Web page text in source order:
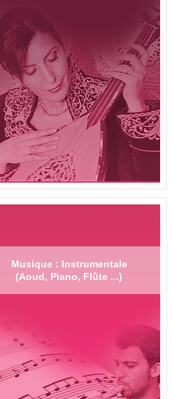
Musique : Instrumentale
(Aoud, Piano, Flûte ...)